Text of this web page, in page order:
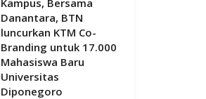
Kampus, Bersama
Danantara, BTN
luncurkan KTM Co-
Branding untuk 17.000
Mahasiswa Baru
Universitas
Diponegoro